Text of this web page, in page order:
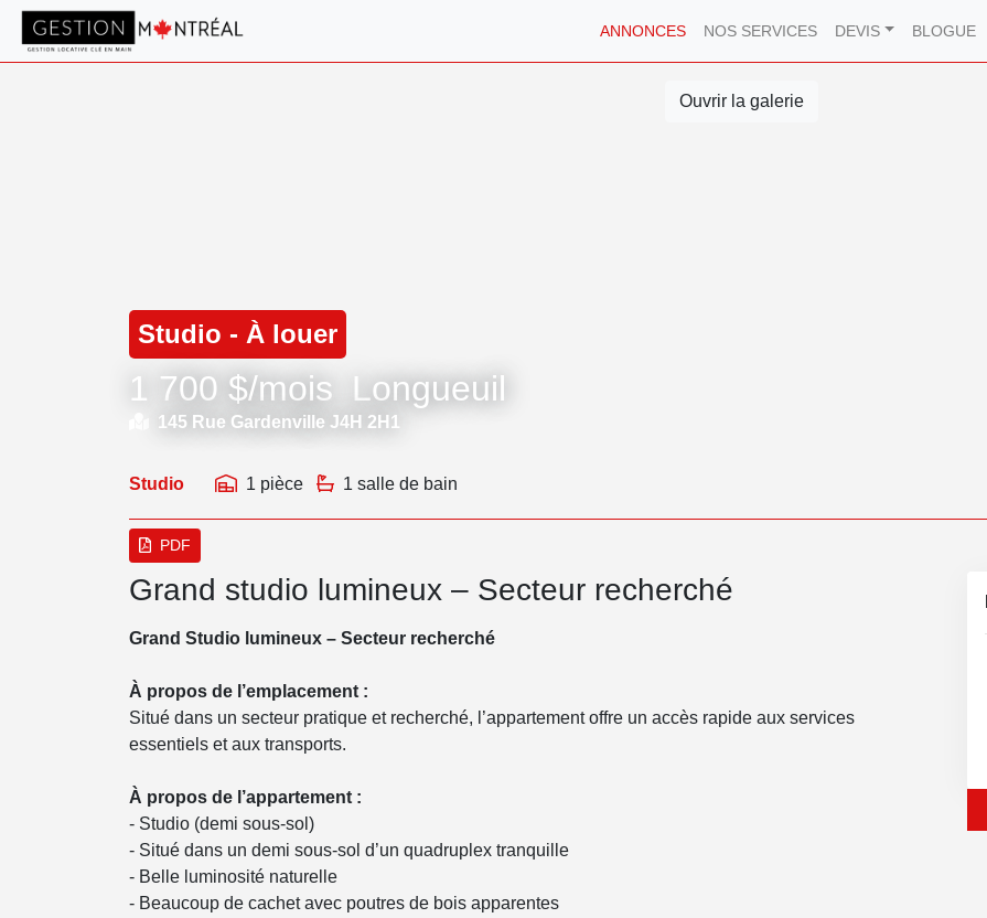
ANNONCES NOS SERVICES DEVIS BLOGUE
Ouvrir la galerie
Studio - À louer
1 700 $/mois Longueuil
145 Rue Gardenville J4H 2H1
Studio 1 pièce 1 salle de bain
PDF
Grand studio lumineux – Secteur recherché
Grand Studio lumineux – Secteur recherché
À propos de l’emplacement :
Situé dans un secteur pratique et recherché, l’appartement offre un accès rapide aux services
essentiels et aux transports.
À propos de l’appartement :
- Studio (demi sous-sol)
- Situé dans un demi sous-sol d’un quadruplex tranquille
- Belle luminosité naturelle
- Beaucoup de cachet avec poutres de bois apparentes